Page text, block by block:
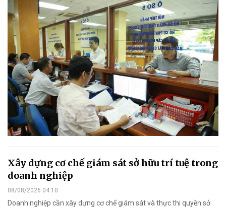
Xây dựng cơ chế giám sát sở hữu trí tuệ trong
doanh nghiệp
08/08/2026 04:10
Doanh nghiệp cần xây dựng cơ chế giám sát và thực thi quyền sở